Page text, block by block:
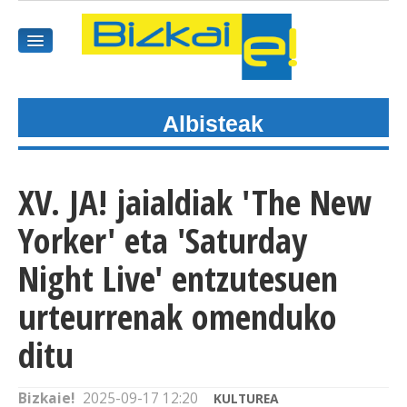
GAIAK
AGENDEA
KOMUNITATEA
ALBISTE GUZTIAK
BIDEOAK
Albisteak
XV. JA! jaialdiak 'The New
Yorker' eta 'Saturday
Night Live' entzutesuen
urteurrenak omenduko
ditu
Bizkaie! 2025-09-17 12:20 KULTUREA